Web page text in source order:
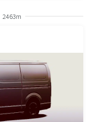
2463m